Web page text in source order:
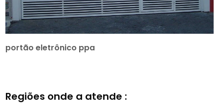
portão eletrônico ppa
Regiões onde a atende :